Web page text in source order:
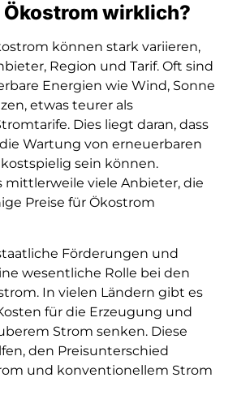
Ökostrom wirklich?
können stark variieren,
Region und Tarif. Oft sind
Energien wie Wind, Sonne
etwas teurer als
Dies liegt daran, dass
Wartung von erneuerbaren
sein können.
mittlerweile viele Anbieter, die
Preise für Ökostrom
Förderungen und
wesentliche Rolle bei den
In vielen Ländern gibt es
für die Erzeugung und
Strom senken. Diese
den Preisunterschied
und konventionellem Strom